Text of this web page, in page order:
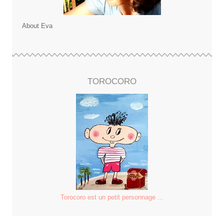
About Eva
TOROCORO
Torocoro est un petit personnage ...